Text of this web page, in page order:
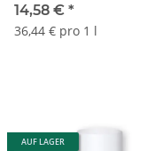
14,58 € *
36,44 € pro 1 l
AUF LAGER